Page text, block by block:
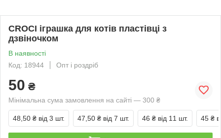
CROCI іграшка для котів пластівці з
дзвіночком
В наявності
Код: 18944
Опт і роздріб
50 ₴
Мінімальна сума замовлення на сайті — 300 ₴
48,50 ₴ від 3 шт. 47,50 ₴ від 7 шт. 46 ₴ від 11 шт. 45 ₴